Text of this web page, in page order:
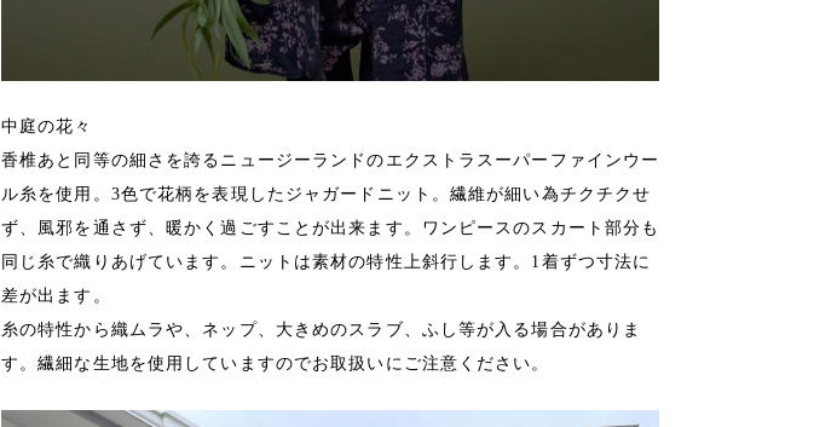
中庭の花々
香椎あと同等の細さを誇るニュージーランドのエクストラスーパーファインウー
ル糸を使用。3色で花柄を表現したジャガードニット。繊維が細い為チクチクせ
ず、風邪を通さず、暖かく過ごすことが出来ます。ワンピースのスカート部分も
同じ糸で織りあげています。ニットは素材の特性上斜行します。1着ずつ寸法に
差が出ます。
糸の特性から織ムラや、ネップ、大きめのスラブ、ふし等が入る場合がありま
す。繊細な生地を使用していますのでお取扱いにご注意ください。